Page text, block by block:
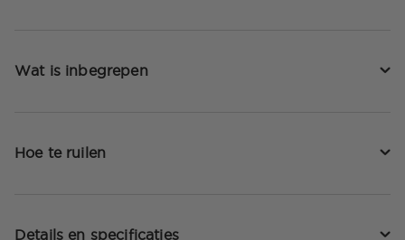
Wat is inbegrepen
Hoe te ruilen
Details en specificaties